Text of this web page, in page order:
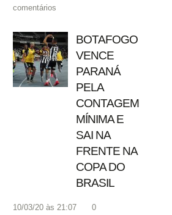
comentários
BOTAFOGO
VENCE
PARANÁ
PELA
CONTAGEM
MÍNIMA E
SAI NA
FRENTE NA
COPA DO
BRASIL
10/03/20 às 21:07
0